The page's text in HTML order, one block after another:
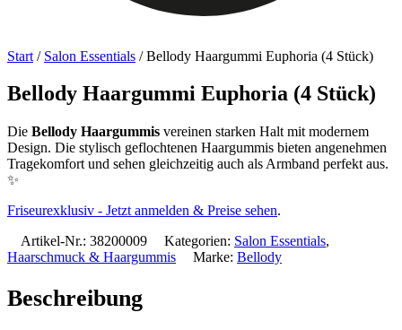
Start / Salon Essentials / Bellody Haargummi Euphoria (4 Stück)
Bellody Haargummi Euphoria (4 Stück)
Die Bellody Haargummis vereinen starken Halt mit modernem
Design. Die stylisch geflochtenen Haargummis bieten angenehmen
Tragekomfort und sehen gleichzeitig auch als Armband perfekt aus.
✨
Friseurexklusiv - Jetzt anmelden & Preise sehen.
Artikel-Nr.: 38200009 Kategorien: Salon Essentials,
Haarschmuck & Haargummis
Marke: Bellody
Beschreibung